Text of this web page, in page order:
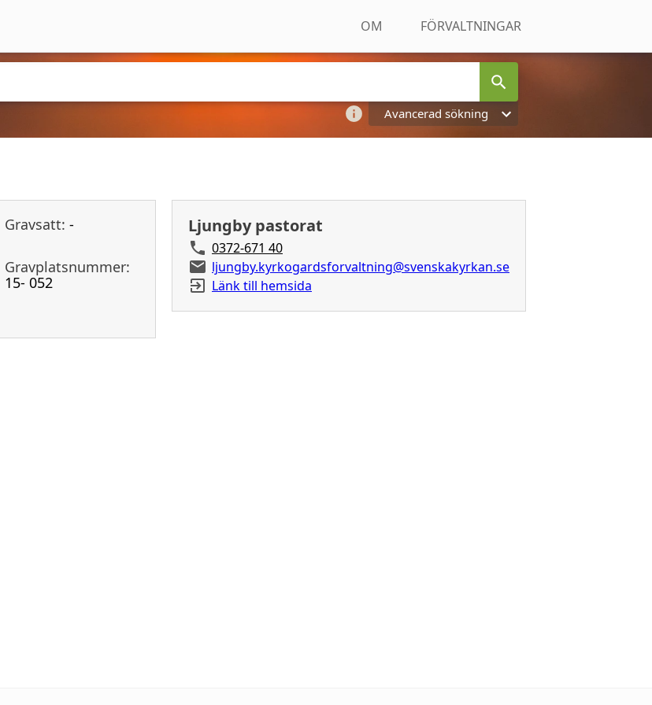
OM FÖRVALTNINGAR
Avancerad sökning
Gravsatt: -
Gravplatsnummer:
15- 052
Ljungby pastorat
0372-671 40
ljungby.kyrkogardsforvaltning@svenskakyrkan.se
Länk till hemsida